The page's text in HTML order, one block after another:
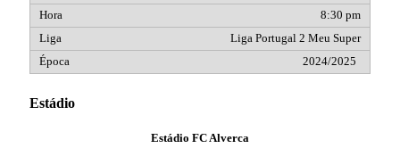
8:30 pm
Liga Portugal 2 Meu Super
2024/2025
Estádio
Estádio FC Alverca